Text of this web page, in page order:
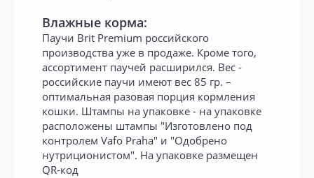
Влажные корма:
Паучи Brit Premium российского
производства уже в продаже. Кроме того,
ассортимент паучей расширился. Вес -
российские паучи имеют вес 85 гр. –
оптимальная разовая порция кормления
кошки. Штампы на упаковке - на упаковке
расположены штампы "Изготовлено под
контролем Vafo Praha" и "Одобрено
нутриционистом". На упаковке размещен
QR-код